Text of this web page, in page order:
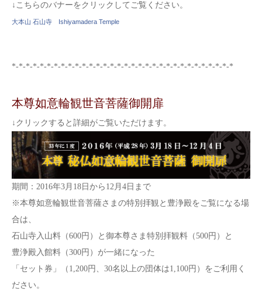
↓こちらのバナーをクリックしてご覧ください。
大本山 石山寺 Ishiyamadera Temple
*-*-*-*-*-*-*-*-*-*-*-*-*-*-*-*-*-*-*-*-*-*-*-*-*-*-*-*-*-*-*-*
本尊如意輪観世音菩薩御開扉
↓クリックすると詳細がご覧いただけます。
期間：2016年3月18日から12月4日まで
※本尊如意輪観世音菩薩さまの特別拝観と豊浄殿をご覧になる場
合は、
石山寺入山料（600円）と御本尊さま特別拝観料（500円）と
豊浄殿入館料（300円）が一緒になった
「セット券」（1,200円、30名以上の団体は1,100円）をご利用く
ださい。